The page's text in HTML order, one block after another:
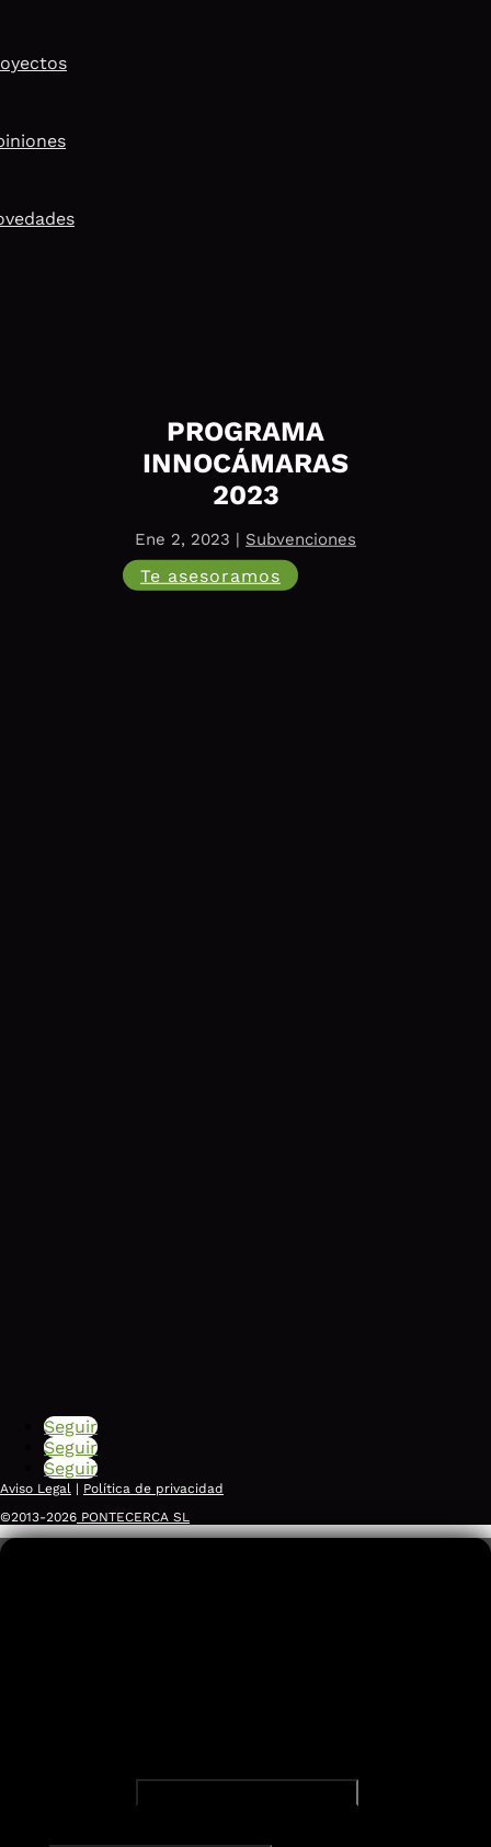
PROGRAMA
INNOCÁMARAS
2023
Ene 2, 2023 | Subvenciones
Te asesoramos
Seguir
Seguir
Seguir
Aviso Legal | Política de privacidad
©2013-2026 PONTECERCA SL